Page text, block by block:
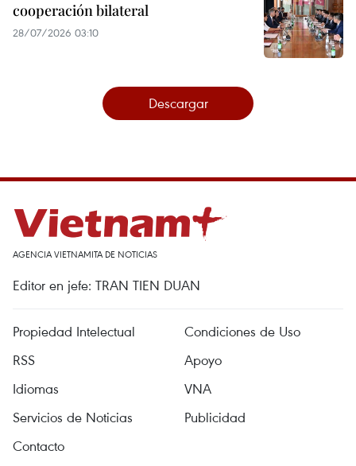
cooperación bilateral
28/07/2026 03:10
Descargar
AGENCIA VIETNAMITA DE NOTICIAS
Editor en jefe: TRAN TIEN DUAN
Propiedad Intelectual
Condiciones de Uso
RSS
Apoyo
Idiomas
VNA
Servicios de Noticias
Publicidad
Contacto